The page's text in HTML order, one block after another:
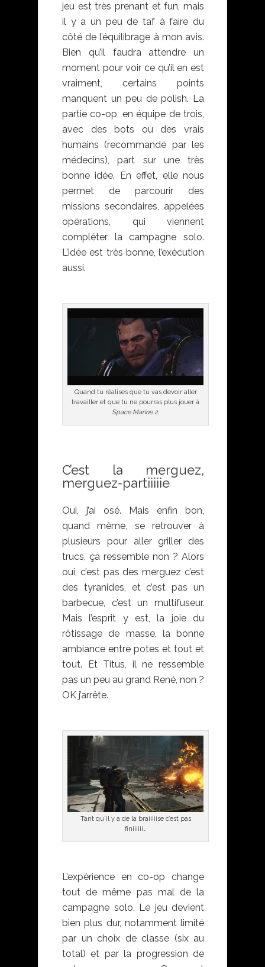
jeu est très prenant et fun, mais
il y a un peu de taf à faire du
côté de l’équilibrage à mon avis.
Bien qu’il faudra attendre un
moment pour voir ce qu’il en est
vraiment, certains points
manquent un peu de polish. La
partie co-op, en équipe de trois,
avec des bots ou des vrais
humains (recommandé par les
médecins), part sur une très
bonne idée. En effet, elle nous
permet de parcourir des
missions secondaires, appelées
opérations, qui viennent
compléter la campagne solo.
L’idée est très bonne, l’exécution
aussi.
Quand tu réalises que tu vas devoir aller
travailler et que tu ne pourras plus jouer à
Space Marine 2.
C’est la merguez,
merguez-partiiiiie
Oui, j’ai osé. Mais enfin bon,
quand même, se retrouver à
plusieurs pour aller griller des
trucs, ça ressemble non ? Alors
oui, c’est pas des merguez c’est
des tyranides, et c’est pas un
barbecue, c’est un multifuseur.
Mais l’esprit y est, la joie du
rôtissage de masse, la bonne
ambiance entre potes et tout et
tout. Et Titus, il ne ressemble
pas un peu au grand René, non ?
OK j’arrête.
Tant qu’il y a de la braiiiiise c’est pas
finiiiiii…
L’expérience en co-op change
tout de même pas mal de la
campagne solo. Le jeu devient
bien plus dur, notamment limité
par un choix de classe (six au
total) et par la progression de